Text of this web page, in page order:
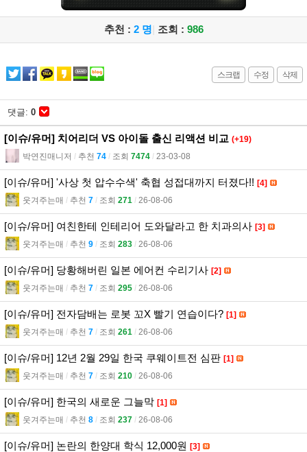
추천 : 2 명 조회 : 986
스크랩 수정 삭제
댓글: 0
[이슈/유머] 치어리더 VS 아이돌 출신 리액션 비교 (+19)
박연진매니저 l 추천 74 l 조회 7474 l 23-03-08
[이슈/유머] '사상 첫 압수수색' 축협 성접대까지 터졌다!! [4]
웃겨주는매 l 추천 7 l 조회 271 l 26-08-06
[이슈/유머] 여친한테 인테리어 도와달라고 한 치과의사 [3]
웃겨주는매 l 추천 9 l 조회 283 l 26-08-06
[이슈/유머] 당황해버린 일본 에어컨 수리기사 [2]
웃겨주는매 l 추천 7 l 조회 295 l 26-08-06
[이슈/유머] 전자담배는 로봇 꼬X 빨기 연습이다? [1]
웃겨주는매 l 추천 7 l 조회 261 l 26-08-06
[이슈/유머] 12년 2월 29일 한국 쿠웨이트전 심판 [1]
웃겨주는매 l 추천 7 l 조회 210 l 26-08-06
[이슈/유머] 한국의 새로운 그늘막 [1]
웃겨주는매 l 추천 8 l 조회 237 l 26-08-06
[이슈/유머] 논란의 한양대 학식 12,000원 [3]